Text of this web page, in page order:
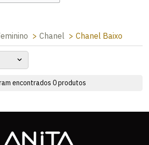
Chanel Chanel Baixo
encontrados 0produtos